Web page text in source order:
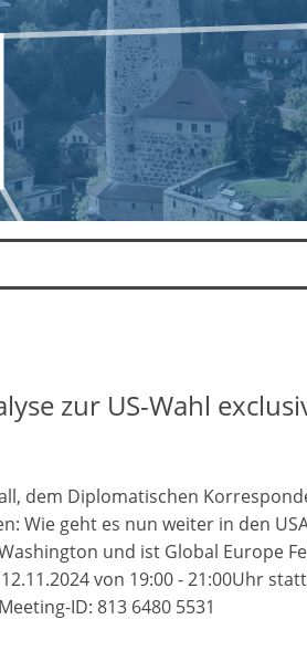
zur US-Wahl
dem Diplomatischen
Wie geht es nun weiter in den
und ist Global Europe
von 19:00 - 21:00Uhr
ID: 813 6480 5531